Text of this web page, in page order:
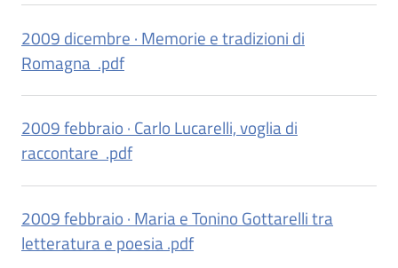
Casa
Piani
Archivio
storico
Decentrate
per
la
2009 dicembre · Memorie e tradizioni di
Romagna .pdf
2009 febbraio · Carlo Lucarelli, voglia di
raccontare .pdf
2009 febbraio · Maria e Tonino Gottarelli tra
letteratura e poesia .pdf